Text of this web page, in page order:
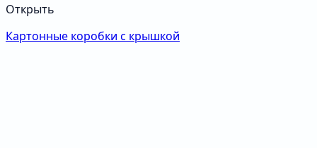
Открыть
Картонные коробки с крышкой